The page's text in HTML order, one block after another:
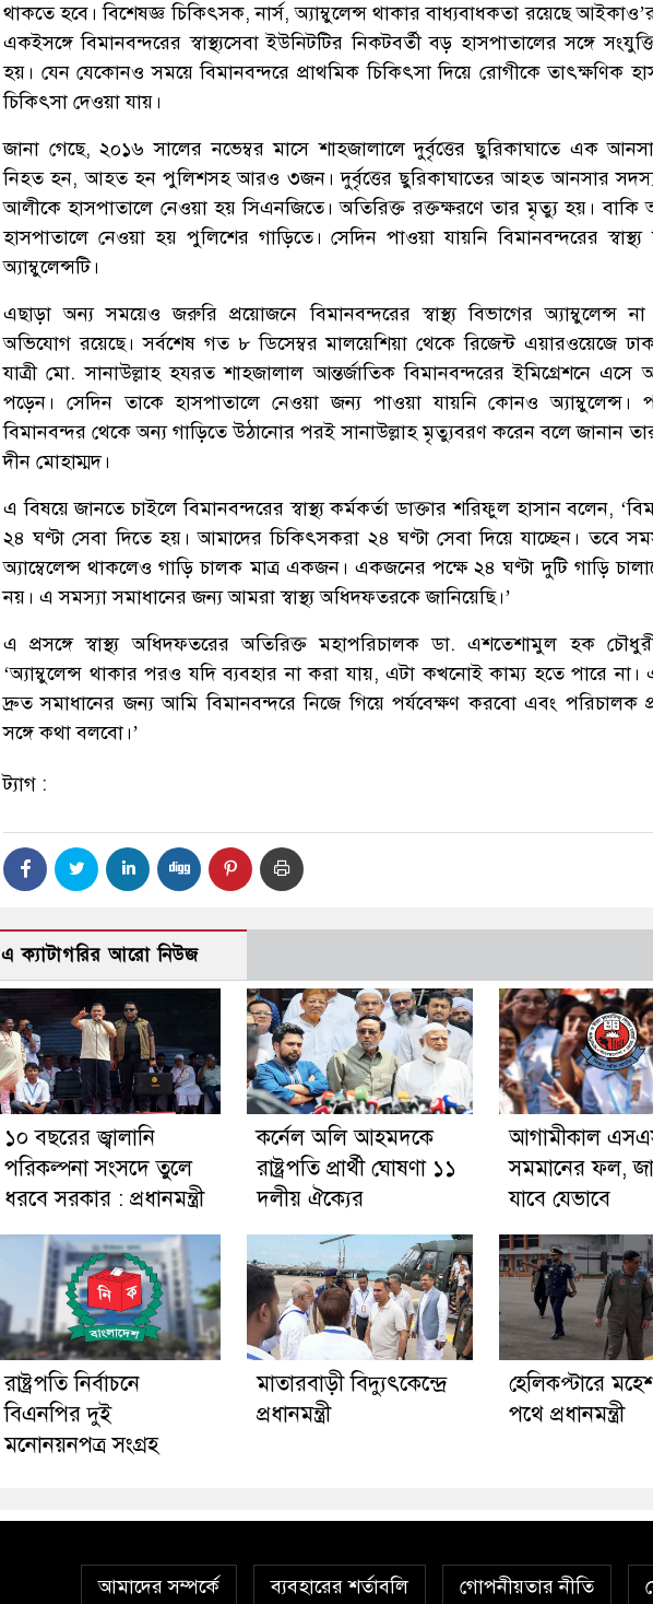
থাকতে হবে। বিশেষজ্ঞ চিকিৎসক, নার্স, অ্যাম্বুলেন্স থাকার বাধ্যবাধকতা রয়েছে
একইসঙ্গে বিমানবন্দরের স্বাস্থ্যসেবা ইউনিটটির নিকটবর্তী বড় হাসপাতালের সঙ্গে
হয়। যেন যেকোনও সময়ে বিমানবন্দরে প্রাথমিক চিকিৎসা দিয়ে রোগীকে তাৎক্ষণিক
চিকিৎসা দেওয়া যায়।
জানা গেছে, ২০১৬ সালের নভেম্বর মাসে শাহজালালে দুর্বৃত্তের ছুরিকাঘাতে এক
নিহত হন, আহত হন পুলিশসহ আরও ৩জন। দুর্বৃত্তের ছুরিকাঘাতের আহত আনসার
আলীকে হাসপাতালে নেওয়া হয় সিএনজিতে। অতিরিক্ত রক্তক্ষরণে তার মৃত্যু হয়।
হাসপাতালে নেওয়া হয় পুলিশের গাড়িতে। সেদিন পাওয়া যায়নি বিমানবন্দরের স্বাস্থ্য
অ্যাম্বুলেন্সটি।
এছাড়া অন্য সময়েও জরুরি প্রয়োজনে বিমানবন্দরের স্বাস্থ্য বিভাগের অ্যাম্বুলেন্স
অভিযোগ রয়েছে। সর্বশেষ গত ৮ ডিসেম্বর মালয়েশিয়া থেকে রিজেন্ট এয়ারওয়েজে
যাত্রী মো. সানাউল্লাহ হযরত শাহজালাল আন্তর্জাতিক বিমানবন্দরের ইমিগ্রেশনে এসে
পড়েন। সেদিন তাকে হাসপাতালে নেওয়া জন্য পাওয়া যায়নি কোনও অ্যাম্বুলেন্স।
বিমানবন্দর থেকে অন্য গাড়িতে উঠানোর পরই সানাউল্লাহ মৃত্যুবরণ করেন বলে জানান
দীন মোহাম্মদ।
এ বিষয়ে জানতে চাইলে বিমানবন্দরের স্বাস্থ্য কর্মকর্তা ডাক্তার শরিফুল হাসান বলেন,
২৪ ঘণ্টা সেবা দিতে হয়। আমাদের চিকিৎসকরা ২৪ ঘণ্টা সেবা দিয়ে যাচ্ছেন। তবে
অ্যাম্বেলেন্স থাকলেও গাড়ি চালক মাত্র একজন। একজনের পক্ষে ২৪ ঘণ্টা দুটি গাড়ি
নয়। এ সমস্যা সমাধানের জন্য আমরা স্বাস্থ্য অধিদফতরকে জানিয়েছি।’
এ প্রসঙ্গে স্বাস্থ্য অধিদফতরের অতিরিক্ত মহাপরিচালক ডা. এশতেশামুল হক
‘অ্যাম্বুলেন্স থাকার পরও যদি ব্যবহার না করা যায়, এটা কখনোই কাম্য হতে পারে না।
দ্রুত সমাধানের জন্য আমি বিমানবন্দরে নিজে গিয়ে পর্যবেক্ষণ করবো এবং পরিচালক
সঙ্গে কথা বলবো।’
ট্যাগ :
এ ক্যাটাগরির আরো নিউজ
১০ বছরের জ্বালানি
পরিকল্পনা সংসদে তুলে
ধরবে সরকার : প্রধানমন্ত্রী
কর্নেল অলি আহমদকে
রাষ্ট্রপতি প্রার্থী ঘোষণা ১১
দলীয় ঐক্যের
আগামীকাল
সমমানের ফল,
যাবে যেভাবে
রাষ্ট্রপতি নির্বাচনে
বিএনপির দুই
মনোনয়নপত্র সংগ্রহ
মাতারবাড়ী বিদ্যুৎকেন্দ্রে
প্রধানমন্ত্রী
হেলিকপ্টারে
পথে প্রধানমন্ত্রী
আমাদের সম্পর্কে ব্যবহারের শর্তাবলি গোপনীয়তার নীতি